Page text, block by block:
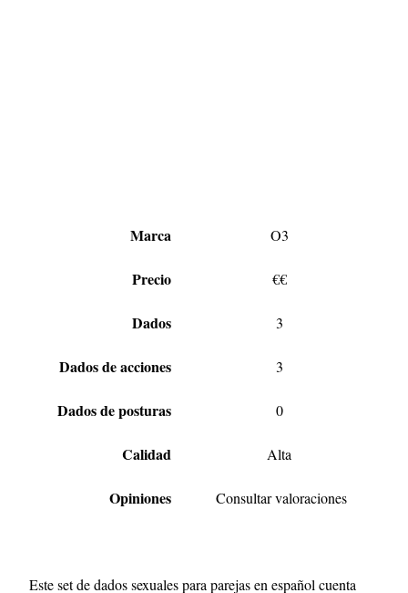
Marca O3
Precio €€
Dados 3
Dados de acciones 3
Dados de posturas 0
Calidad Alta
Opiniones Consultar valoraciones
Este set de dados sexuales para parejas en español cuenta